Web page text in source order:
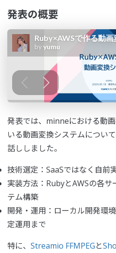
発表の概要
発表では、minneにおける動
いる動画変換システムについ
話ししました。
技術選定：SaaSではなく自前
実装方法：RubyとAWSの各
テム構築
開発・運用：ローカル開発環
定運用まで
特に、 Streamio FFMPEGと